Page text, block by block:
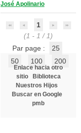
José Apolinario
1
(1 - 1 / 1)
Par page :
25
50
100 200
Enlace hacia otro
sitio
Biblioteca
Nuestros Hijos
Buscar en Google
pmb